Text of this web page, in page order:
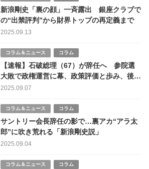
新浪剛史「裏の顔」一斉露出 銀座クラブで
の“出禁評判”から財界トップの再定義まで
2025.09.13
コラム＆ニュース コラム
【速報】石破総理（67）が辞任へ 参院選
大敗で政権運営に幕、政策評価と歩み、後継
争いの行方
2025.09.07
コラム＆ニュース コラム
サントリー会長辞任の影で…裏アカ“アラ太
郎”に吹き荒れる「新浪剛史説」
2025.09.04
コラム＆ニュース コラム